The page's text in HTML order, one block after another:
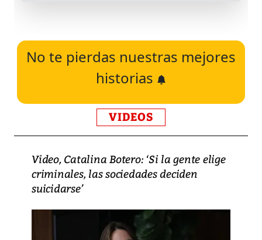
No te pierdas nuestras mejores
historias
VIDEOS
Video, Catalina Botero: ‘Si la gente elige
criminales, las sociedades deciden
suicidarse’